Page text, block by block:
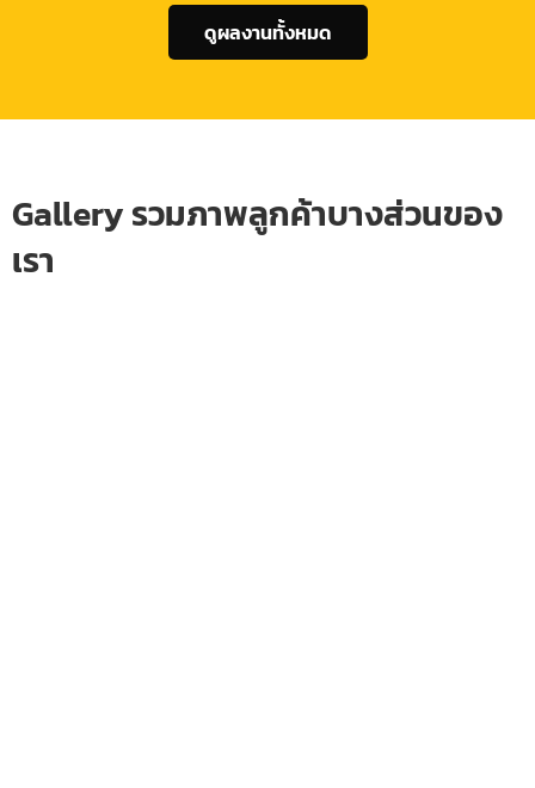
ดูผลงานทั้งหมด
Gallery รวมภาพลูกค้าบางส่วนของ
เรา